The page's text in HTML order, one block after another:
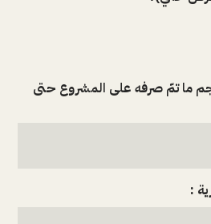
ما تمّ صرفه على المشروع حتى
: